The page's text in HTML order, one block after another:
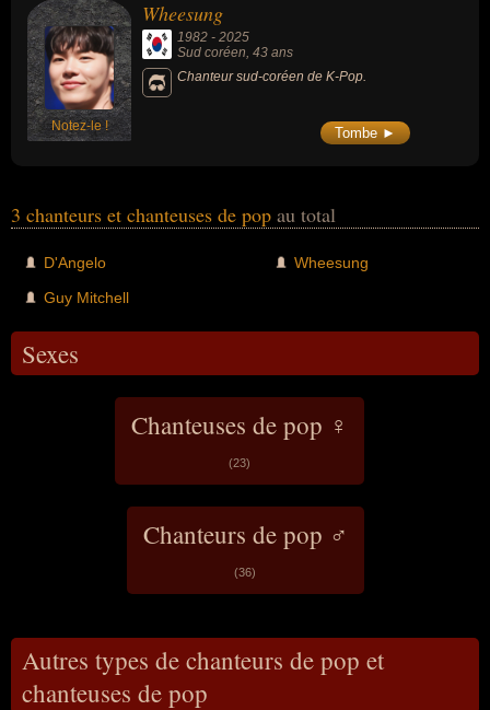
"Untitled (How Does It Feel)".
Notez-le !
Wheesung
1982 - 2025
Sud coréen, 43 ans
Chanteur sud-coréen de K-Pop.
Tombe ►
3 chanteurs et chanteuses de pop au total
D'Angelo
Guy Mitchell
Wheesung
Sexes
Chanteuses de pop ♀
(23)
Chanteurs de pop ♂
(36)
Autres types de chanteurs de pop et
chanteuses de pop